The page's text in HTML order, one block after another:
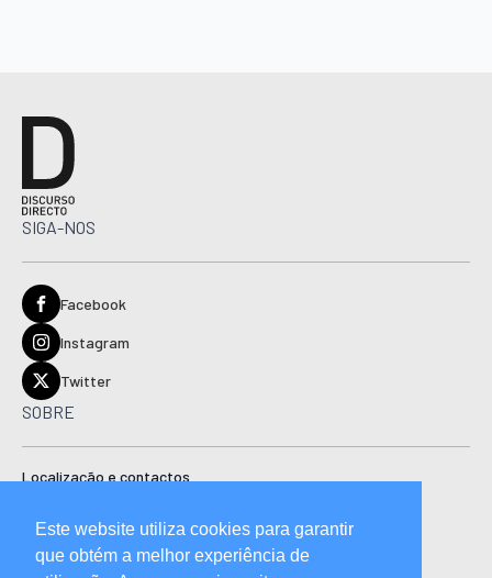
SIGA-NOS
Facebook
Instagram
Twitter
SOBRE
Localização e contactos
Ficha técnica
Manual de boas práticas editoriais e código de conduta
Este website utiliza cookies para garantir
que obtém a melhor experiência de